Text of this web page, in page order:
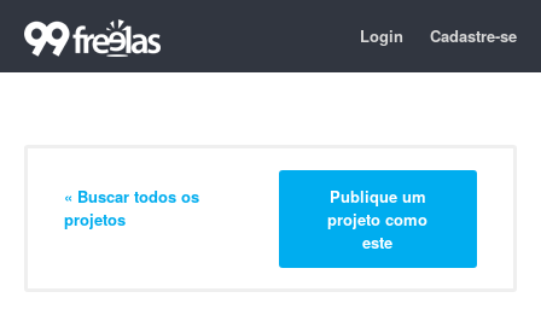
Login Cadastre-se
« Buscar todos os
projetos
Publique um
projeto como
este